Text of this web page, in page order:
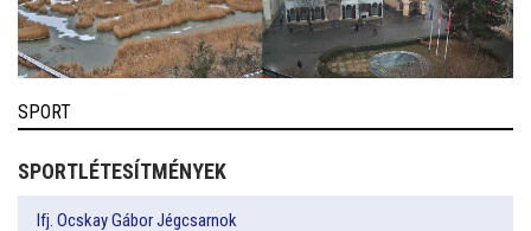
SPORT
SPORTLÉTESÍTMÉNYEK
Ifj. Ocskay Gábor Jégcsarnok